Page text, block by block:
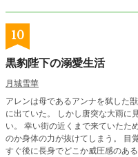
10
黒豹陛下の溺愛生活
月城雪華
アレンは母であるアンナを弑した
に出ていた。 しかし唐突な大雨に
い。 幸い街の近くまで来ていたた
のか身体の力が抜けてしまう。 目覚めると不思議な目の色をした獣人がおり、
すぐ後に長身でどこか威圧感のあ